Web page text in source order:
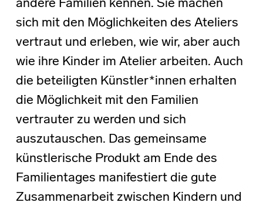
andere Familien kennen. Sie machen
sich mit den Möglichkeiten des Ateliers
vertraut und erleben, wie wir, aber auch
wie ihre Kinder im Atelier arbeiten. Auch
die beteiligten Künstler*innen erhalten
die Möglichkeit mit den Familien
vertrauter zu werden und sich
auszutauschen. Das gemeinsame
künstlerische Produkt am Ende des
Familientages manifestiert die gute
Zusammenarbeit zwischen Kindern und